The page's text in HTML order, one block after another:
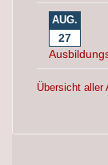
AUG.
27
Übersicht aller